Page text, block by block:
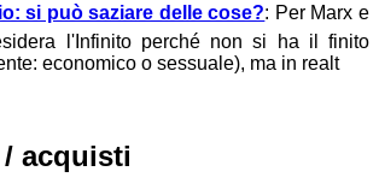
si può saziare delle cose?: Per Marx e
l'Infinito perché non si ha il finito
economico o sessuale), ma in realt
acquisti